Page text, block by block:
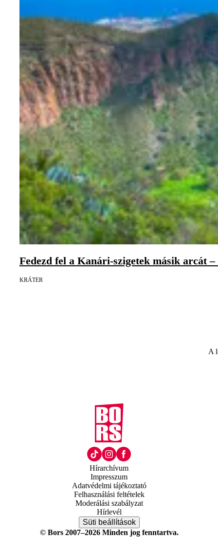
Fedezd fel a Kanári-szigetek másik arcát
KRÁTER
A
Hírarchívum
Impresszum
Adatvédelmi tájékoztató
Felhasználási feltételek
Moderálási szabályzat
Hírlevél
Süti beállítások
© Bors 2007–2026 Minden jog fenntartva.